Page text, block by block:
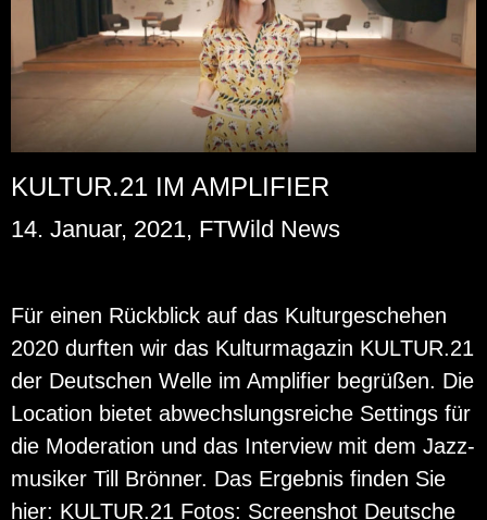
KULTUR.21 IM AMPLIFIER
14. Januar, 2021, FTWild News
Für einen Rück­blick auf das Kul­tur­ge­sche­hen
2020 durf­ten wir das Kul­tur­ma­ga­zin KUL­TUR.21
der Deut­schen Welle im Am­pli­fier be­grü­ßen. Die
Lo­ca­ti­on bie­tet ab­wechs­lungs­rei­che Set­tings für
die Mo­dera­ti­on und das In­ter­view mit dem Jazz­
mu­si­ker Till Brön­ner. Das Er­geb­nis fin­den Sie
hier: KUL­TUR.21 Fotos: Screen­shot Deut­sche